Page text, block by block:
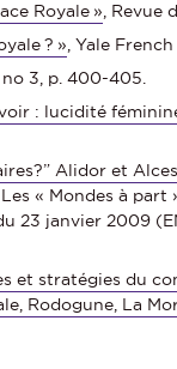
Royale » , Revue
? » , Yale
no 3, p. 400-405.
: lucidité
Alidor et
« Mondes à
23 janvier 2009
et stratégies du
Rodogune, La